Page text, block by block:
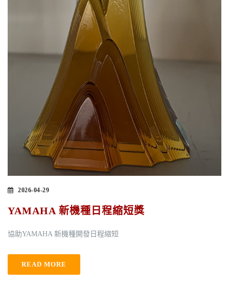
2026-04-29
YAMAHA 新機種日程縮短獎
協助YAMAHA 新機種開發日程縮短
READ MORE